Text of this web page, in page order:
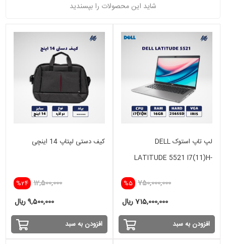
شاید این محصولات را بپسندید
لپ تاپ استوک DELL
LATITUDE 5521 I7(11)H-
%5 750,000,000
715,000,000 ریال
افزودن به سبد
کیف دستی لپتاپ 14 اینچی
%24 12,500,000
9,500,000 ریال
افزودن به سبد